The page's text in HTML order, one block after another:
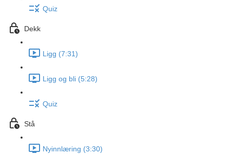
Quiz
Dekk
Ligg (7:31)
Ligg og bli (5:28)
Quiz
Stå
Nyinnlæring (3:30)